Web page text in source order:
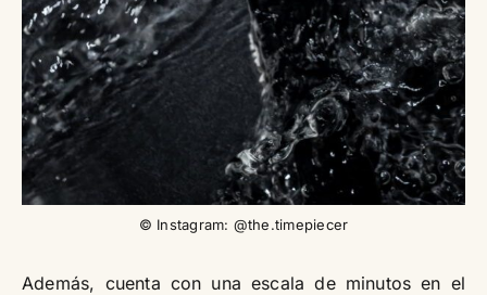
© Instagram: @the.timepiecer
Además, cuenta con una escala de minutos en el